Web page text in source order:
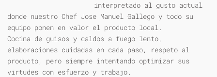
interpretado al gusto actual
donde nuestro Chef Jose Manuel Gallego y todo su
equipo ponen en valor el producto local.
Cocina de guisos y caldos a fuego lento,
elaboraciones cuidadas en cada paso, respeto al
producto, pero siempre intentando optimizar sus
virtudes con esfuerzo y trabajo.